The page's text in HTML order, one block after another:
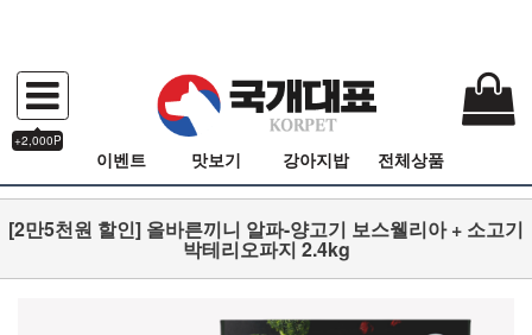
+2,000P
이벤트 맛보기 강아지밥 전체상품
[2만5천원 할인] 올바른끼니 알파-양고기 보스웰리아 + 소고기
박테리오파지 2.4kg